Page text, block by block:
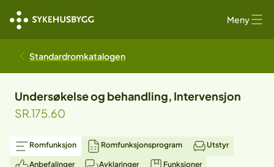
Meny
Standardromkatalogen
Undersøkelse og behandling, Intervensjon
SR.175.60
Romfunksjon Romfunksjonsprogram Utstyr
Anbefalinger Avklaringer Funksjoner